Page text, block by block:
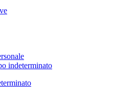
indeterminato